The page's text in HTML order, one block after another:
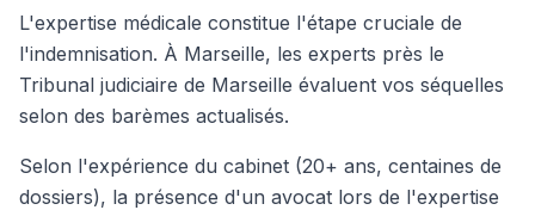
L'expertise médicale constitue l'étape cruciale de
l'indemnisation. À Marseille, les experts près le
Tribunal judiciaire de Marseille évaluent vos séquelles
selon des barèmes actualisés.
Selon l'expérience du cabinet (20+ ans, centaines de
dossiers), la présence d'un avocat lors de l'expertise